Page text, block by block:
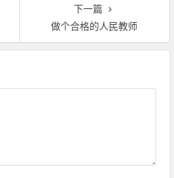
下一篇
做个合格的人民教师